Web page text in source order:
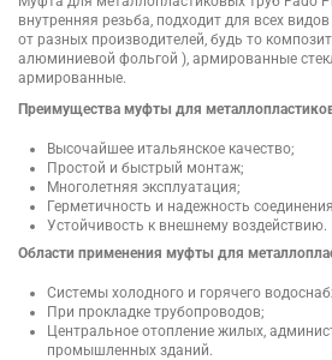
внутренняя резьба, подходит для всех
от разных производителей, будь то
алюминиевой фольгой ), армированные
армированные.
Преимущества муфты для
Высочайшее итальянское качество;
Простой и быстрый монтаж;
Многолетняя эксплуатация;
Герметичность и надежность
Устойчивость к внешнему воздействию.
Области применения муфты для
Системы холодного и горячего
При прокладке трубопроводов;
Центральное отопление жилых,
промышленных зданий.